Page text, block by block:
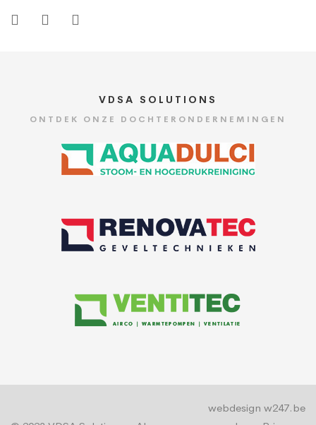
VDSA SOLUTIONS
ONTDEK ONZE DOCHTERONDERNEMINGEN
webdesign w247.be